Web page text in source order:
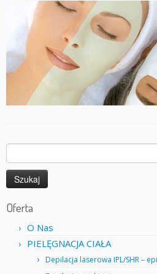
Oferta
O Nas
PIELĘGNACJA CIAŁA
Depilacja laserowa IPL/SHR –